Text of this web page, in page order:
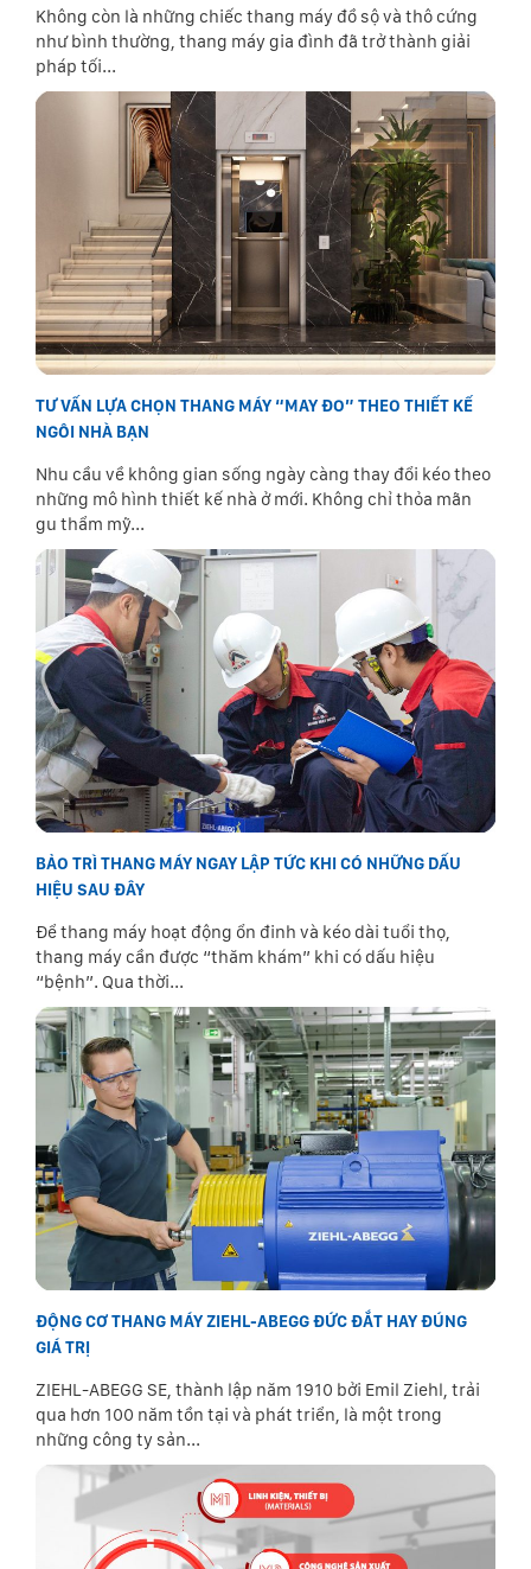
Không còn là những chiếc thang máy đồ sộ và thô cứng
như bình thường, thang máy gia đình đã trở thành giải
pháp tối...
TƯ VẤN LỰA CHỌN THANG MÁY “MAY ĐO” THEO THIẾT KẾ
NGÔI NHÀ BẠN
Nhu cầu về không gian sống ngày càng thay đổi kéo theo
những mô hình thiết kế nhà ở mới. Không chỉ thỏa mãn
gu thẩm mỹ...
BẢO TRÌ THANG MÁY NGAY LẬP TỨC KHI CÓ NHỮNG DẤU
HIỆU SAU ĐÂY
Để thang máy hoạt động ổn đinh và kéo dài tuổi thọ,
thang máy cần được “thăm khám” khi có dấu hiệu
“bệnh”. Qua thời...
ĐỘNG CƠ THANG MÁY ZIEHL-ABEGG ĐỨC ĐẮT HAY ĐÚNG
GIÁ TRỊ
ZIEHL-ABEGG SE, thành lập năm 1910 bởi Emil Ziehl, trải
qua hơn 100 năm tồn tại và phát triển, là một trong
những công ty sản...